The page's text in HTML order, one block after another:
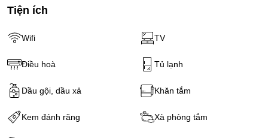
Tiện ích
Wifi TV
Điều hoà Tủ lạnh
Dầu gội, dầu xả Khăn tắm
Kem đánh răng Xà phòng tắm